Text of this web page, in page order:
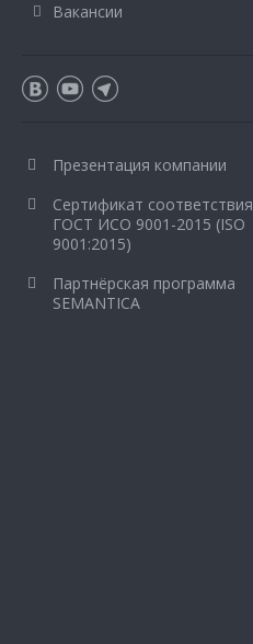
Вакансии
Презентация компании
Сертификат соответствия
ГОСТ ИСО 9001-2015 (ISO
9001:2015)
Партнёрская программа
SEMANTICA